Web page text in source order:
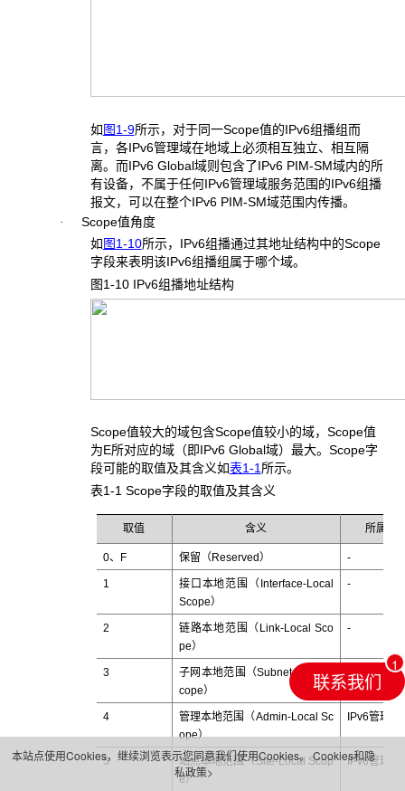
如图1-9所示，对于同一Scope值的IPv6组播组而
言，各IPv6管理域在地域上必须相互独立、相互隔
离。而IPv6 Global域则包含了IPv6 PIM-SM域内的所
有设备，不属于任何IPv6管理域服务范围的IPv6组播
报文，可以在整个IPv6 PIM-SM域范围内传播。
· Scope值角度
如图1-10所示，IPv6组播通过其地址结构中的Scope
字段来表明该IPv6组播组属于哪个域。
图1-10 IPv6组播地址结构
Scope值较大的域包含Scope值较小的域，Scope值
为E所对应的域（即IPv6 Global域）最大。Scope字
段可能的取值及其含义如表1-1 所示。
表1-1 Scope字段的取值及其含义
取值 含义 所属域
0、F 保留（Reserved） -
1
接口本地范围（Interface-Local
Scope）
-
2
链路本地范围（Link-Local Sco
pe）
-
3
子网本地范围（Subnet-Local S
cope）
IPv6管理域
4
管理本地范围（Admin-Local Sc
ope）
IPv6管理域
5
站点本地范围（Site-Local Scop
e）
IPv6管理域
联系我们
本站点使用Cookies，继续浏览表示您同意我们使用Cookies。Cookies和隐
私政策>